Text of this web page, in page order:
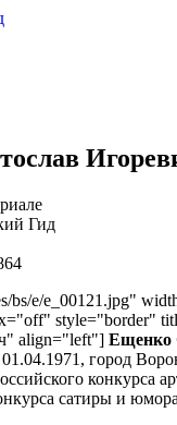
Гид
bs/e/e_00121.jpg"
style="border"
align="left"] Ещенко
город
конкурса
сатиры и